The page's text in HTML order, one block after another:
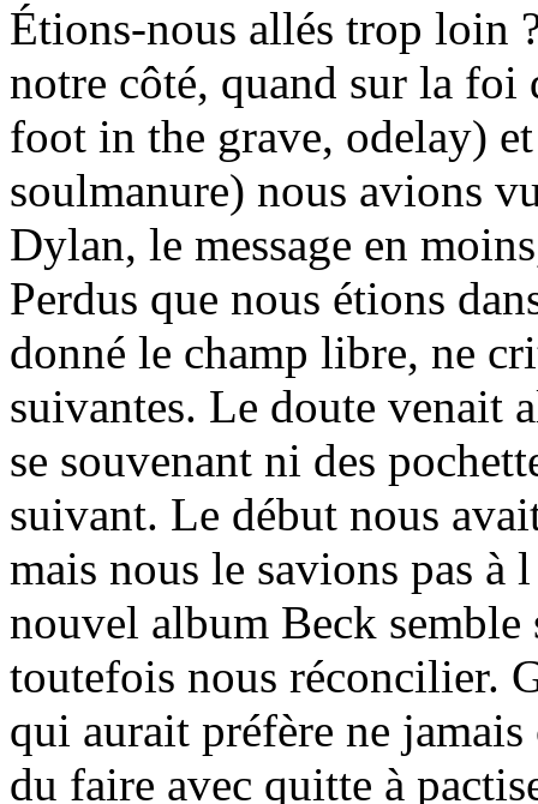
Étions-nous allés trop loin
notre côté, quand sur la
foot in the grave, odelay)
soulmanure) nous avions
Dylan, le message en
Perdus que nous étions
donné le champ libre, ne
suivantes. Le doute venait
se souvenant ni des
suivant. Le début nous
mais nous le savions pas à
nouvel album Beck semble
toutefois nous réconcilier.
qui aurait préfère ne
du faire avec quitte à